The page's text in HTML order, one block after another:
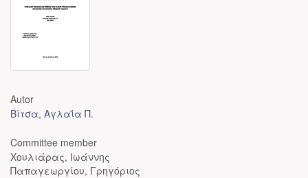
Autor
Βίτσα, Αγλαΐα Π.
Committee member
Χουλιάρας, Ιωάννης
Παπαγεωργίου, Γρηγόριος